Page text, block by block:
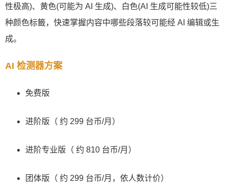
性极高)、黄色(可能为 AI 生成)、白色(AI 生成可能性较低)三
种颜色标籤，快速掌握内容中哪些段落较可能经 AI 编辑或生
成。
AI 检测器方案
免费版
进阶版（ 约 299 台币/月）
进阶专业版（ 约 810 台币/月）
团体版（ 约 299 台币/月，依人数计价）